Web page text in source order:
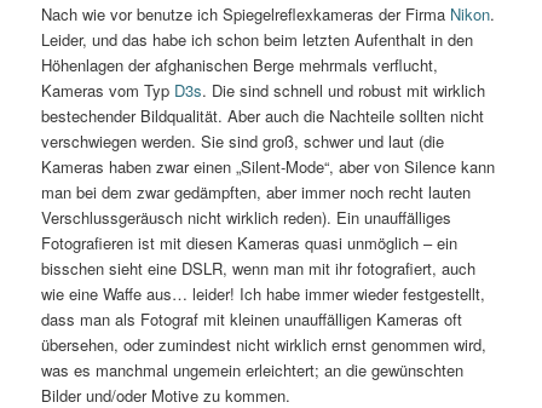
Nach wie vor benutze ich Spiegelreflexkameras der Firma Nikon.
Leider, und das habe ich schon beim letzten Aufenthalt in den
Höhenlagen der afghanischen Berge mehrmals verflucht,
Kameras vom Typ D3s. Die sind schnell und robust mit wirklich
bestechender Bildqualität. Aber auch die Nachteile sollten nicht
verschwiegen werden. Sie sind groß, schwer und laut (die
Kameras haben zwar einen „Silent-Mode“, aber von Silence kann
man bei dem zwar gedämpften, aber immer noch recht lauten
Verschlussgeräusch nicht wirklich reden). Ein unauffälliges
Fotografieren ist mit diesen Kameras quasi unmöglich – ein
bisschen sieht eine DSLR, wenn man mit ihr fotografiert, auch
wie eine Waffe aus… leider! Ich habe immer wieder festgestellt,
dass man als Fotograf mit kleinen unauffälligen Kameras oft
übersehen, oder zumindest nicht wirklich ernst genommen wird,
was es manchmal ungemein erleichtert; an die gewünschten
Bilder und/oder Motive zu kommen.